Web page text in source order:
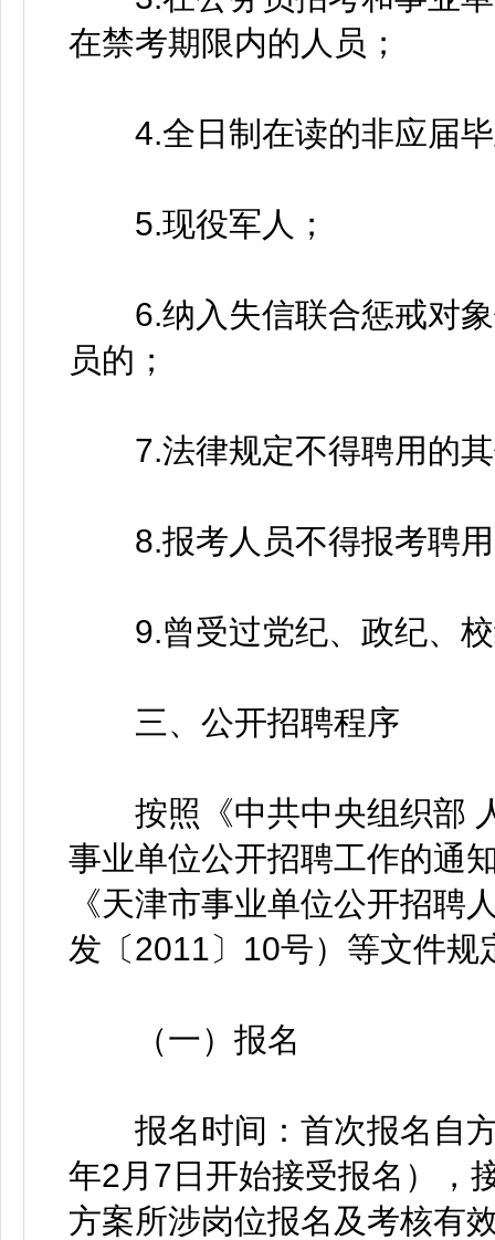
在禁考期限内的人员；
4.全日制在读的非应届毕
5.现役军人；
6.纳入失信联合惩戒对象
员的；
7.法律规定不得聘用的其
8.报考人员不得报考聘用
9.曾受过党纪、政纪、校
三、公开招聘程序
按照《中共中央组织部
事业单位公开招聘工作的通
《天津市事业单位公开招聘
发〔2011〕10号）等文件规
（一）报名
报名时间：首次报名自方
年2月7日开始接受报名），
方案所涉岗位报名及考核有